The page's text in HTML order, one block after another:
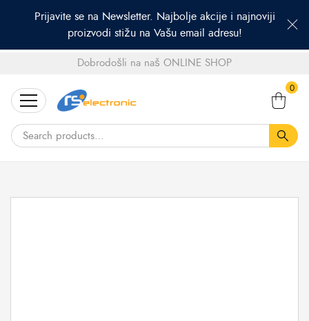
Prijavite se na Newsletter. Najbolje akcije i najnoviji
proizvodi stižu na Vašu email adresu!
Dobrodošli na naš ONLINE SHOP
for:
0